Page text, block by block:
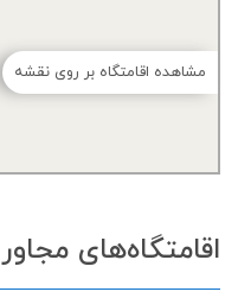
مشاهده اقامتگاه بر روی نقشه
اقامتگاه‌های مجاور